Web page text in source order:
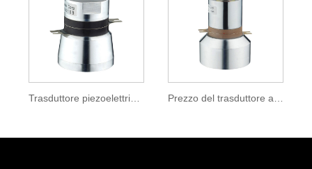
Trasduttore piezoelettrico ad ultrasuoni